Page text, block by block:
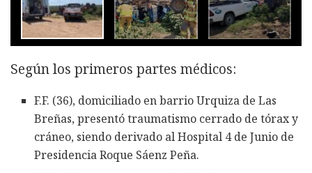
Según los primeros partes médicos:
F.F. (36), domiciliado en barrio Urquiza de Las
Breñas, presentó traumatismo cerrado de tórax y
cráneo, siendo derivado al Hospital 4 de Junio de
Presidencia Roque Sáenz Peña.